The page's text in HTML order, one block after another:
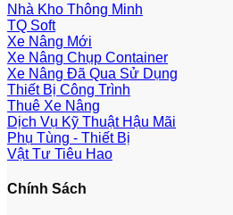
Nhà Kho Thông Minh
TQ Soft
Xe Nâng Mới
Xe Nâng Chụp Container
Xe Nâng Đã Qua Sử Dụng
Thiết Bị Công Trình
Thuê Xe Nâng
Dịch Vụ Kỹ Thuật Hậu Mãi
Phụ Tùng - Thiết Bị
Vật Tư Tiêu Hao
Chính Sách